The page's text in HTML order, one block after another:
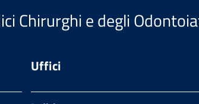
Chirurghi e degli
Uffici